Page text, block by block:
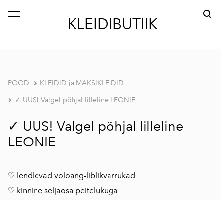
KLEIDIBUTIIK
lisati ostukorvi. Vaata ostukorvi
POOD KLEIDID ja MAKSIKLEIDID
✓ UUS! Valgel põhjal lilleline LEONIE
✓ UUS! Valgel põhjal lilleline
LEONIE
♡ lendlevad voloang-liblikvarrukad
♡ kinnine seljaosa peitelukuga